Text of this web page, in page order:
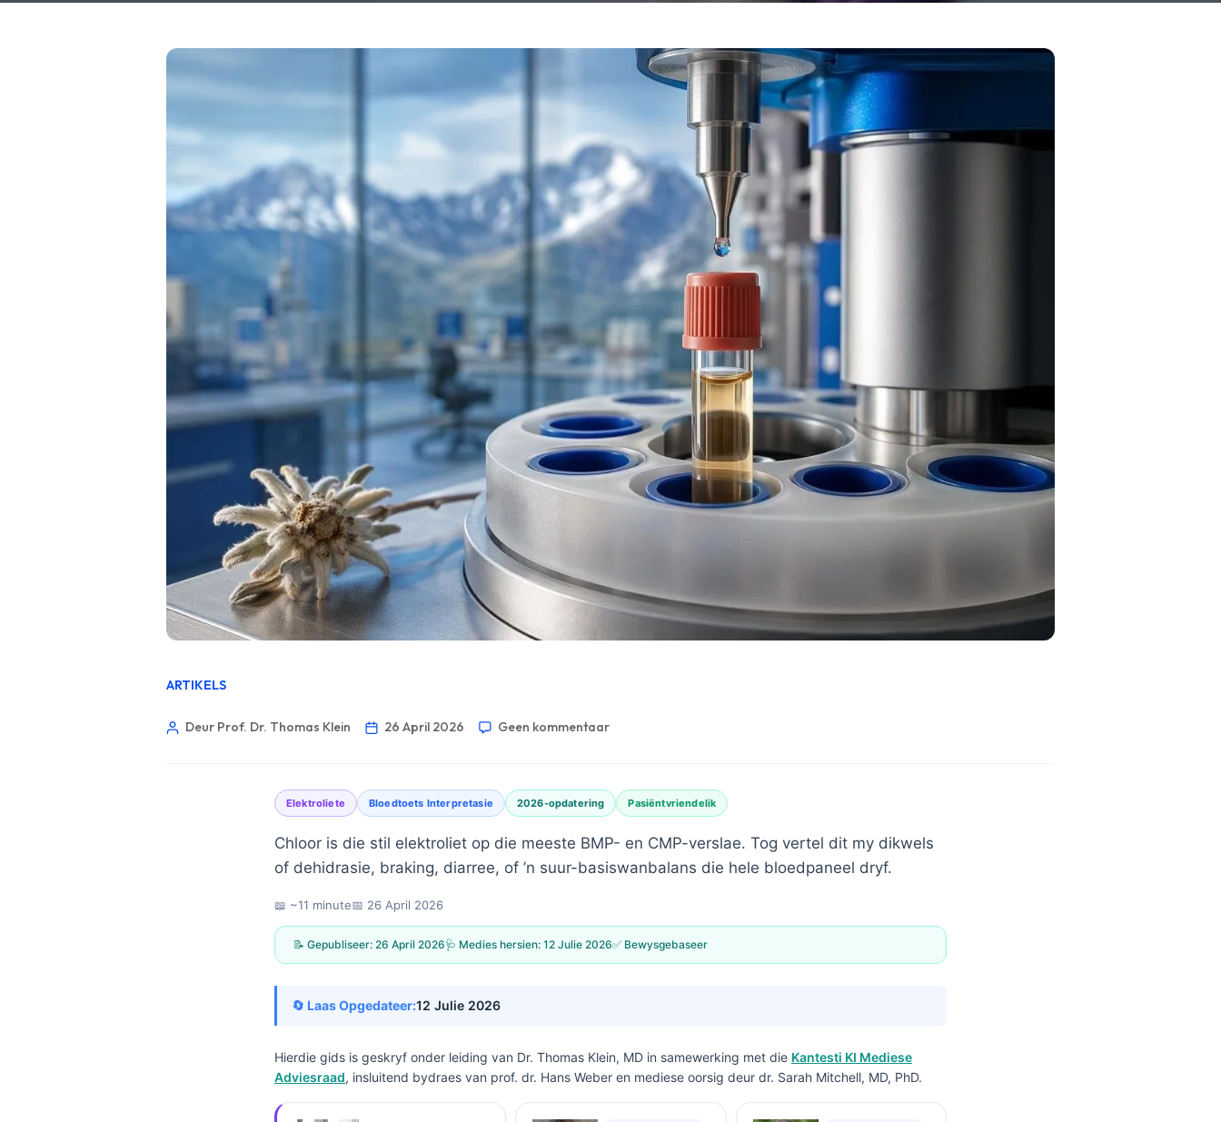
ARTIKELS
Deur Prof. Dr. Thomas Klein 26 April 2026 Geen kommentaar
Elektroliete Bloedtoets Interpretasie 2026-opdatering Pasiëntvriendelik
Chloor is die stil elektroliet op die meeste BMP- en CMP-verslae. Tog vertel dit my dikwels
of dehidrasie, braking, diarree, of ’n suur-basiswanbalans die hele bloedpaneel dryf.
📖 ~11 minute📅 26 April 2026
📝 Gepubliseer: 26 April 2026🩺 Medies hersien: 12 Julie 2026✅ Bewysgebaseer
🔄 Laas Opgedateer:12 Julie 2026
Hierdie gids is geskryf onder leiding van Dr. Thomas Klein, MD in samewerking met die Kantesti KI Mediese
Adviesraad, insluitend bydraes van prof. dr. Hans Weber en mediese oorsig deur dr. Sarah Mitchell, MD, PhD.